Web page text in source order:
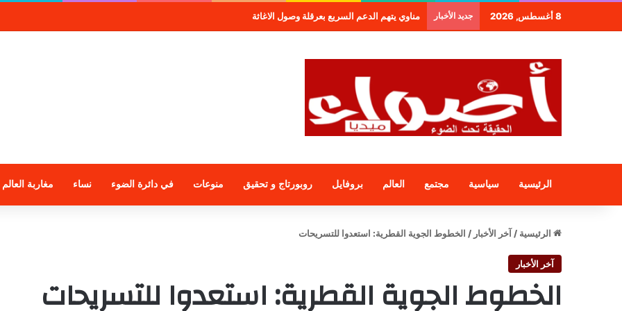
8 أغسطس, 2026 جديد الأخبار طنجة.. مجموعة فندقية جديدة لمجموعة الراجحي الاستثمارية
الرئيسية سياسية مجتمع العالم بروفايل روبورتاج و تحقيق منوعات في دائرة الضوء نساء مغاربة العالم
الرئيسية / آخر الأخبار / الخطوط الجوية القطرية: استعدوا للتسريحات
آخر الأخبار
الخطوط الجوية القطرية: استعدوا للتسريحات